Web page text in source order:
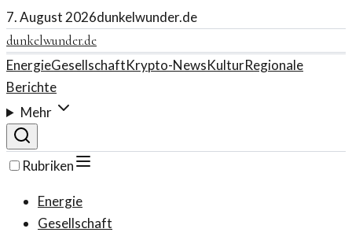
7. August 2026dunkelwunder.de
dunkelwunder.de
EnergieGesellschaftKrypto-NewsKulturRegionale
Berichte
Mehr
Rubriken
Energie
Gesellschaft